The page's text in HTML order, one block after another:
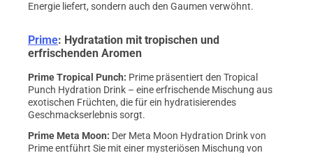
Energie liefert, sondern auch den Gaumen verwöhnt.
Prime: Hydratation mit tropischen und
erfrischenden Aromen
Prime Tropical Punch: Prime präsentiert den Tropical
Punch Hydration Drink – eine erfrischende Mischung aus
exotischen Früchten, die für ein hydratisierendes
Geschmackserlebnis sorgt.
Prime Meta Moon: Der Meta Moon Hydration Drink von
Prime entführt Sie mit einer mysteriösen Mischung von